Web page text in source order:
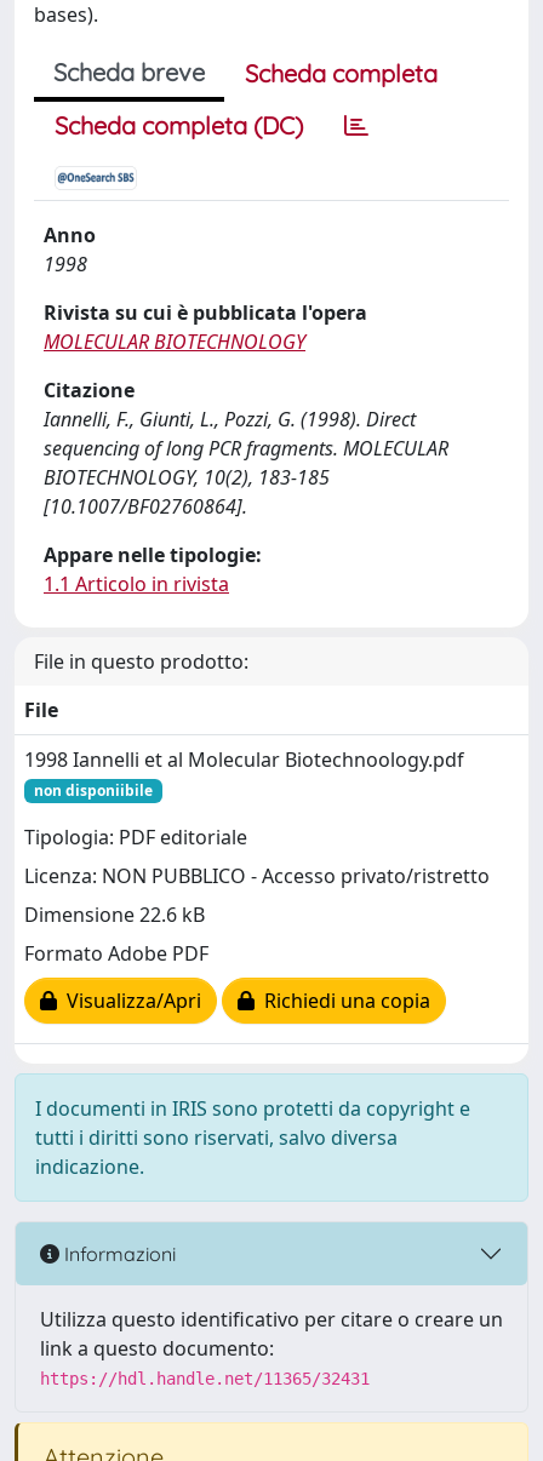
bases).
Scheda breve
Scheda completa
Scheda completa (DC)
Anno
1998
Rivista su cui è pubblicata l'opera
MOLECULAR BIOTECHNOLOGY
Citazione
Iannelli, F., Giunti, L., Pozzi, G. (1998). Direct
sequencing of long PCR fragments. MOLECULAR
BIOTECHNOLOGY, 10(2), 183-185
[10.1007/BF02760864].
Appare nelle tipologie:
1.1 Articolo in rivista
File in questo prodotto:
File
1998 Iannelli et al Molecular Biotechnoology.pdf
non disponiibile
Tipologia: PDF editoriale
Licenza: NON PUBBLICO - Accesso privato/ristretto
Dimensione 22.6 kB
Formato Adobe PDF
Visualizza/Apri
Richiedi una copia
I documenti in IRIS sono protetti da copyright e
tutti i diritti sono riservati, salvo diversa
indicazione.
Informazioni
Utilizza questo identificativo per citare o creare un
link a questo documento:
https://hdl.handle.net/11365/32431